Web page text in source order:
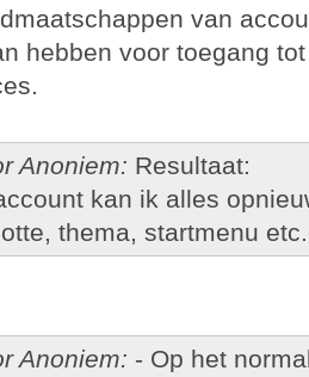
van
hebben voor toegang
Anoniem: Resultaat:
kan ik alles
thema, startmenu
Anoniem: - Op het